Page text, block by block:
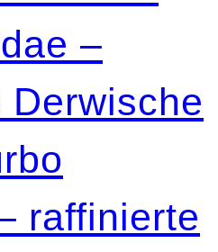
–
Derwische
raffinierte